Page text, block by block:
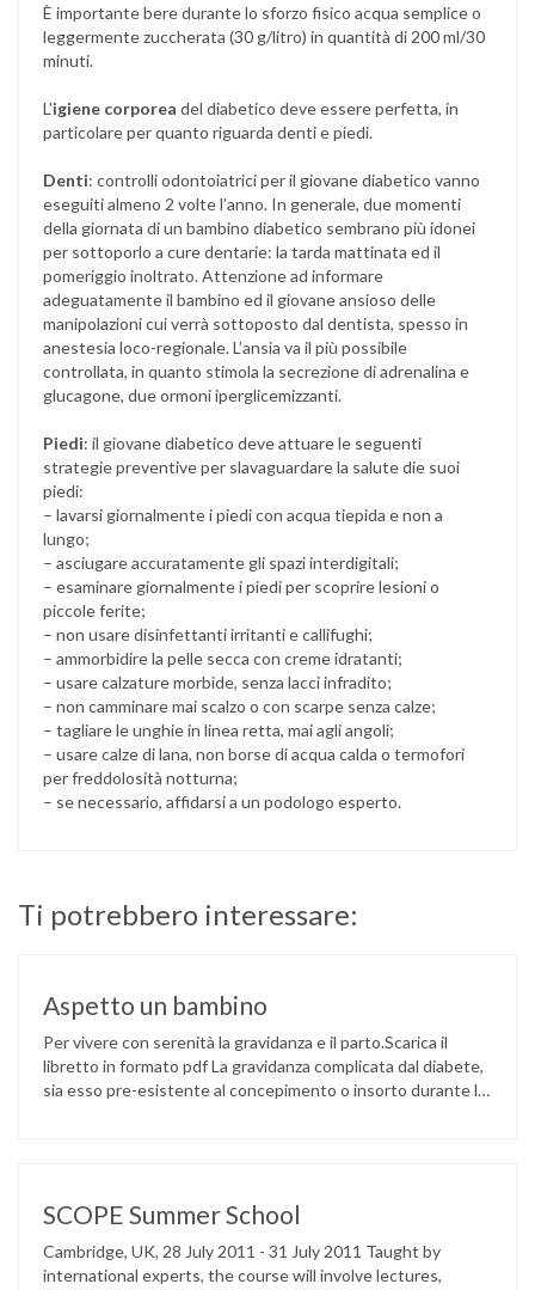
È importante bere durante lo sforzo fisico acqua semplice o
leggermente zuccherata (30 g/litro) in quantità di 200 ml/30
minuti.
L’igiene corporea del diabetico deve essere perfetta, in
particolare per quanto riguarda denti e piedi.
Denti: controlli odontoiatrici per il giovane diabetico vanno
eseguiti almeno 2 volte l’anno. In generale, due momenti
della giornata di un bambino diabetico sembrano più idonei
per sottoporlo a cure dentarie: la tarda mattinata ed il
pomeriggio inoltrato. Attenzione ad informare
adeguatamente il bambino ed il giovane ansioso delle
manipolazioni cui verrà sottoposto dal dentista, spesso in
anestesia loco-regionale. L’ansia va il più possibile
controllata, in quanto stimola la secrezione di adrenalina e
glucagone, due ormoni iperglicemizzanti.
Piedi: il giovane diabetico deve attuare le seguenti
strategie preventive per slavaguardare la salute die suoi
piedi:
– lavarsi giornalmente i piedi con acqua tiepida e non a
lungo;
– asciugare accuratamente gli spazi interdigitali;
– esaminare giornalmente i piedi per scoprire lesioni o
piccole ferite;
– non usare disinfettanti irritanti e callifughi;
– ammorbidire la pelle secca con creme idratanti;
– usare calzature morbide, senza lacci infradito;
– non camminare mai scalzo o con scarpe senza calze;
– tagliare le unghie in linea retta, mai agli angoli;
– usare calze di lana, non borse di acqua calda o termofori
per freddolosità notturna;
– se necessario, affidarsi a un podologo esperto.
Ti potrebbero interessare:
Aspetto un bambino
Per vivere con serenità la gravidanza e il parto.Scarica il
libretto in formato pdf La gravidanza complicata dal diabete,
sia esso pre-esistente al concepimento o insorto durante la
SCOPE Summer School
Cambridge, UK, 28 July 2011 - 31 July 2011 Taught by
international experts, the course will involve lectures,